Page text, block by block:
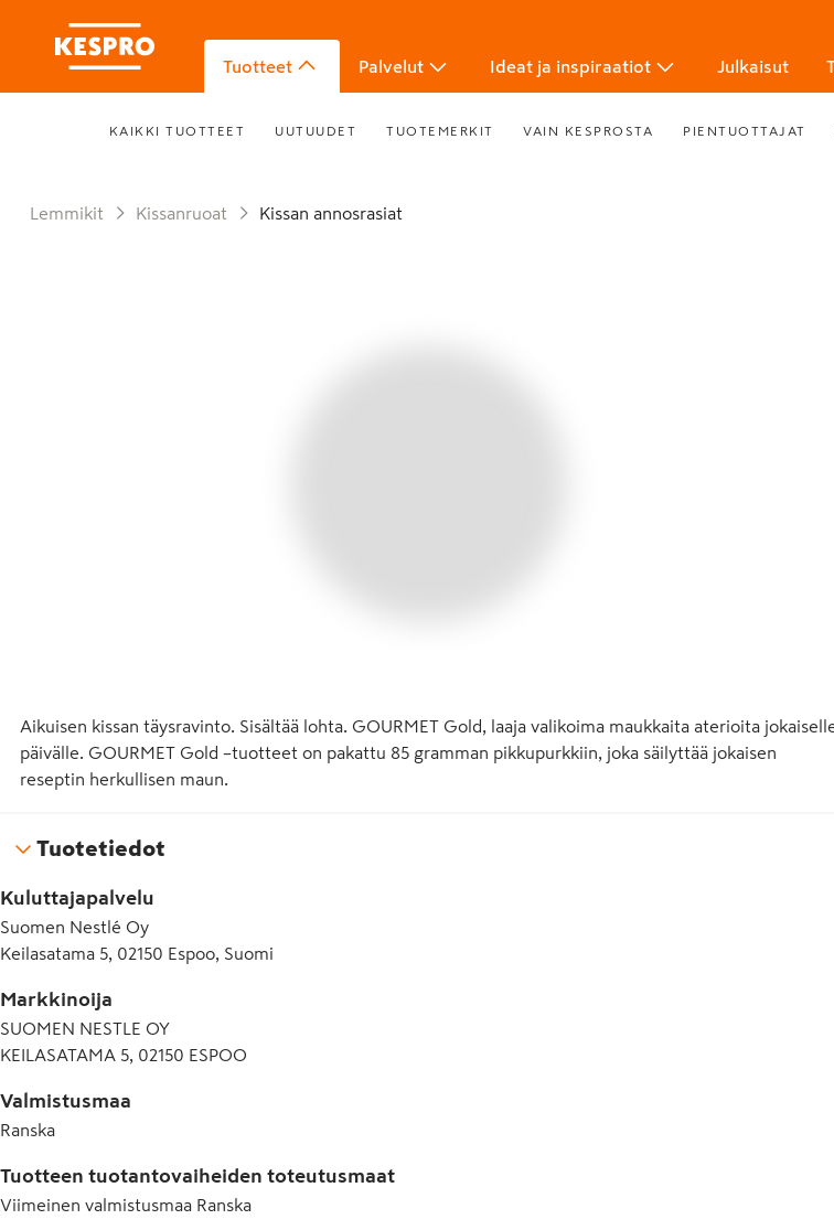
Tuotteet Palvelut Ideat ja inspiraatiot Julkaisut
KAIKKI TUOTTEET UUTUUDET TUOTEMERKIT VAIN KESPROSTA PIENTUOTTAJAT
Lemmikit Kissanruoat Kissan annosrasiat
Aikuisen kissan täysravinto. Sisältää lohta. GOURMET Gold, laaja valikoima maukkaita aterioita
päivälle. GOURMET Gold –tuotteet on pakattu 85 gramman pikkupurkkiin, joka säilyttää jokaisen
reseptin herkullisen maun.
Tuotetiedot
Kuluttajapalvelu
Suomen Nestlé Oy
Keilasatama 5, 02150 Espoo, Suomi
Markkinoija
SUOMEN NESTLE OY
KEILASATAMA 5, 02150 ESPOO
Valmistusmaa
Ranska
Tuotteen tuotantovaiheiden toteutusmaat
Viimeinen valmistusmaa Ranska